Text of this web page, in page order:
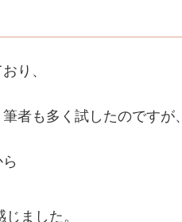
り、
者も多く試したのですが、
じました。